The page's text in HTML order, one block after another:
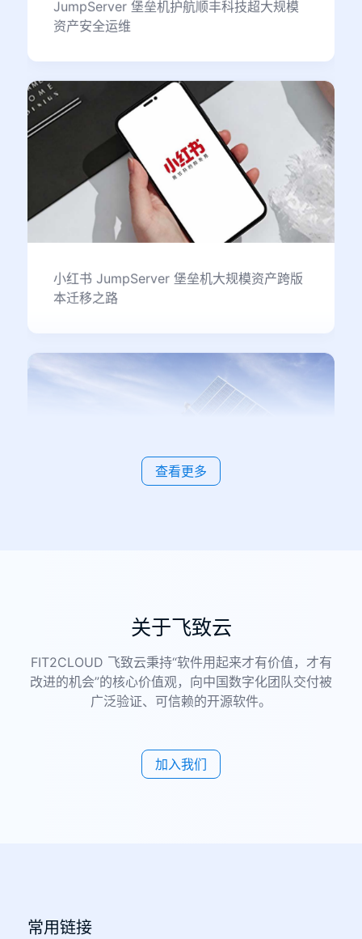
小红书 JumpServer 堡垒机大规模资产跨版
本迁移之路
JumpServer 堡垒机为金山办公信息安全保
查看更多
关于飞致云
FIT2CLOUD 飞致云秉持“软件用起来才有价值，才有
改进的机会”的核心价值观，向中国数字化团队交付被
广泛验证、可信赖的开源软件。
加入我们
常用链接